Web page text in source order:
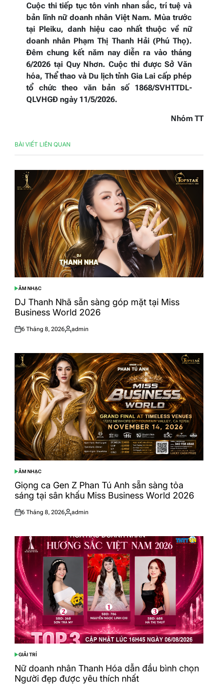
Cuộc thi tiếp tục tôn vinh nhan sắc, trí tuệ và
bản lĩnh nữ doanh nhân Việt Nam. Mùa trước
tại Pleiku, danh hiệu cao nhất thuộc về nữ
doanh nhân Phạm Thị Thanh Hải (Phú Thọ).
Đêm chung kết năm nay diễn ra vào tháng
6/2026 tại Quy Nhơn. Cuộc thi được Sở Văn
hóa, Thể thao và Du lịch tỉnh Gia Lai cấp phép
tổ chức theo văn bản số 1868/SVHTTDL-
QLVHGĐ ngày 11/5/2026.
Nhóm TT
BÀI VIẾT LIÊN QUAN
POSTED
IN
ÂM NHẠC
DJ Thanh Nhã sẵn sàng góp mặt tại Miss
Business World 2026
Posted
6 Tháng 8, 2026
Posted
admin
POSTED
IN
ÂM NHẠC
Giọng ca Gen Z Phan Tú Anh sẵn sàng tỏa
sáng tại sân khấu Miss Business World 2026
Posted
6 Tháng 8, 2026
Posted
admin
POSTED
IN
GIẢI TRÍ
Nữ doanh nhân Thanh Hóa dẫn đầu bình chọn
Người đẹp được yêu thích nhất